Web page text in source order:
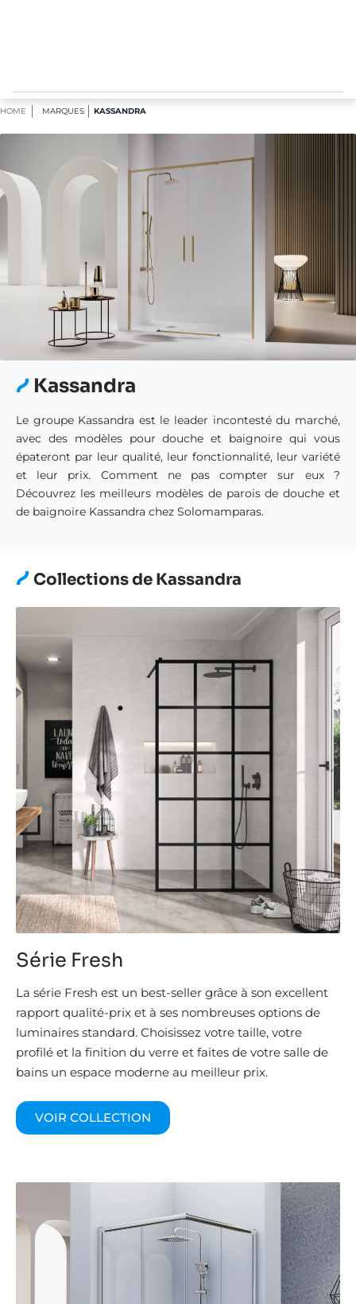
Kassandra
Le groupe Kassandra est le leader incontesté du marché,
avec des modèles pour douche et baignoire qui vous
épateront par leur qualité, leur fonctionnalité, leur variété
et leur prix. Comment ne pas compter sur eux ?
Découvrez les meilleurs modèles de parois de douche et
Série Fresh
La série Fresh est un best-seller grâce à son excellent
rapport qualité-prix et à ses nombreuses options de
luminaires standard. Choisissez votre taille, votre
profilé et la finition du verre et faites de votre salle de
VOIR COLLECTION